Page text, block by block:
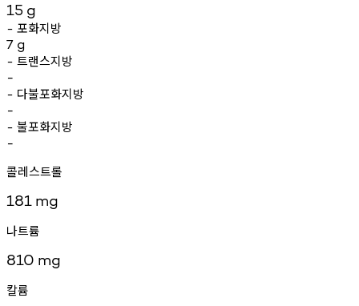
15 g
- 포화지방
7 g
- 트랜스지방
-
- 다불포화지방
-
- 불포화지방
-
콜레스트롤
181 mg
나트륨
810 mg
칼륨